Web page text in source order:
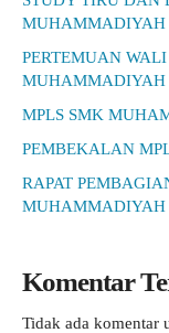
PERTEMUAN
MUHAMMADIYAH
MPLS SMK
PEMBEKALAN
RAPAT
MUHAMMADIYAH
Komentar
Tidak ada komentar